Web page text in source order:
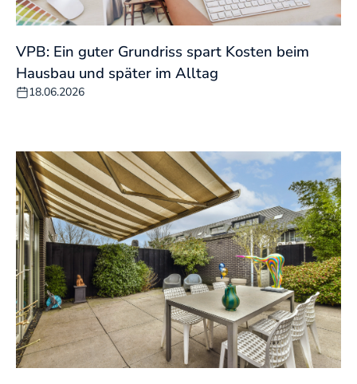
VPB: Ein guter Grundriss spart Kosten beim
Hausbau und später im Alltag
18.06.2026